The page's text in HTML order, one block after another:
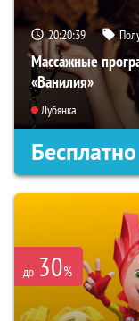
20:20:38
Массажные
«Ванилия»
Лубянка
Бесплатно
до 30%